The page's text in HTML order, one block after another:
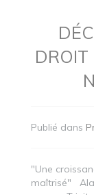
DROIT
Publié dans
"Une
maîtrisé"